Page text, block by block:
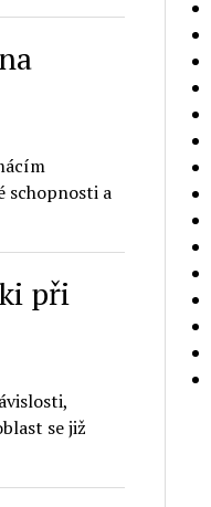
schopnosti a
při
se již